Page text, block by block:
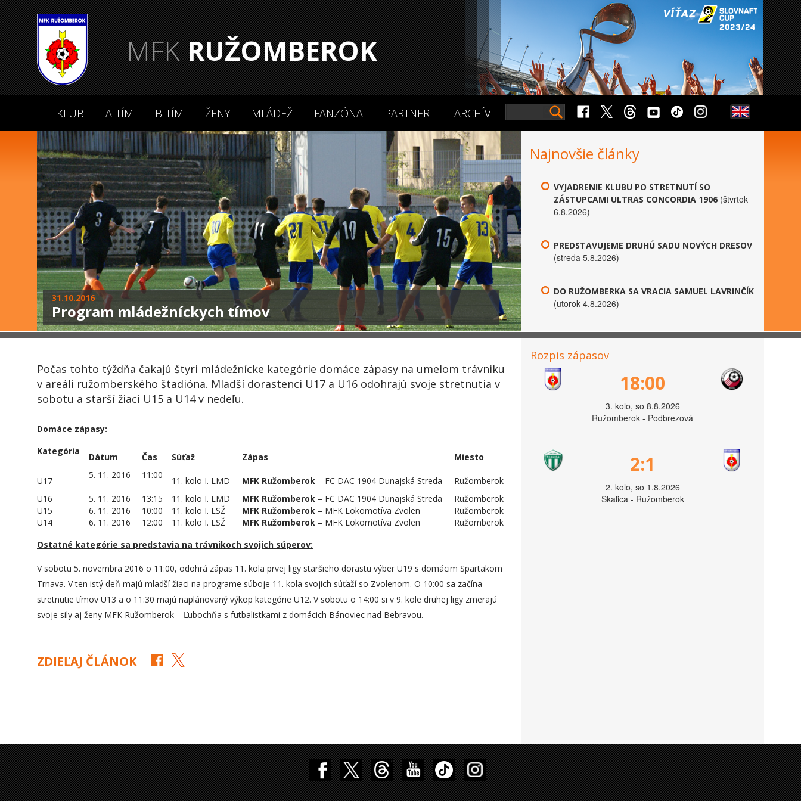
MFKRUŽOMBEROK
KLUB A-TÍM B-TÍM ŽENY MLÁDEŽ FANZÓNA PARTNERI ARCHÍV
31.10.2016
Program mládežníckych tímov
Najnovšie články
VYJADRENIE KLUBU PO STRETNUTÍ SO
ZÁSTUPCAMI ULTRAS CONCORDIA 1906 (štvrtok
6.8.2026)
PREDSTAVUJEME DRUHÚ SADU NOVÝCH DRESOV
(streda 5.8.2026)
DO RUŽOMBERKA SA VRACIA SAMUEL LAVRINČÍK
(utorok 4.8.2026)
Počas tohto týždňa čakajú štyri mládežnícke kategórie domáce zápasy na umelom trávniku
v areáli ružomberského štadióna. Mladší dorastenci U17 a U16 odohrajú svoje stretnutia v
sobotu a starší žiaci U15 a U14 v nedeľu.
Domáce zápasy:
Kategória
Dátum Čas Súťaž Zápas Miesto
U17
5. 11. 2016 11:00
11. kolo I. LMD MFK Ružomberok – FC DAC 1904 Dunajská Streda Ružomberok
U16
5. 11. 2016 13:15 11. kolo I. LMD MFK Ružomberok – FC DAC 1904 Dunajská Streda
Ružomberok
U15
6. 11. 2016 10:00 11. kolo I. LSŽ MFK Ružomberok – MFK Lokomotíva Zvolen
Ružomberok
U14
6. 11. 2016 12:00 11. kolo I. LSŽ MFK Ružomberok – MFK Lokomotíva Zvolen
Ružomberok
Ostatné kategórie sa predstavia na trávnikoch svojich súperov:
V sobotu 5. novembra 2016 o 11:00, odohrá zápas 11. kola prvej ligy staršieho dorastu výber U19 s domácim Spartakom
Trnava. V ten istý deň majú mladší žiaci na programe súboje 11. kola svojich súťaží so Zvolenom. O 10:00 sa začína
stretnutie tímov U13 a o 11:30 majú naplánovaný výkop kategórie U12. V sobotu o 14:00 si v 9. kole druhej ligy zmerajú
svoje sily aj ženy MFK Ružomberok – Ľubochňa s futbalistkami z domácich Bánoviec nad Bebravou.
ZDIEĽAJ ČLÁNOK
Rozpis zápasov
18:00
3. kolo, so 8.8.2026
Ružomberok - Podbrezová
2:1
2. kolo, so 1.8.2026
Skalica - Ružomberok